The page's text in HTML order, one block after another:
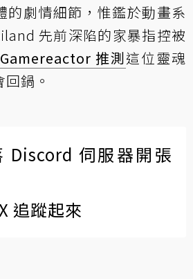
的劇情細節，惟鑑於動畫系
先前深陷的家暴指控被
推測這位靈魂
鍋。
Discord 伺服器開張
追蹤起來